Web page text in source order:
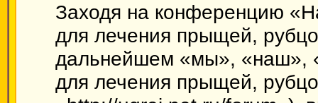
Заходя на конференцию
для лечения прыщей,
дальнейшем «мы», «наш»,
для лечения прыщей,